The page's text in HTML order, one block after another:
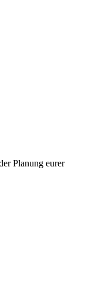
Planung eurer